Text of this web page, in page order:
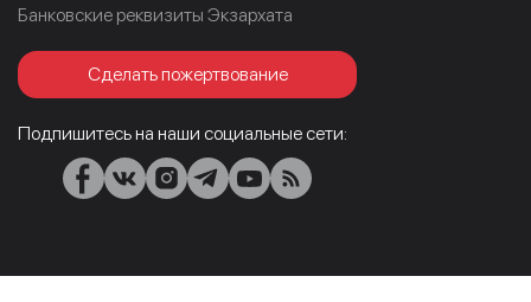
Банковские реквизиты Экзархата
Сделать пожертвование
Подпишитесь на наши социальные сети: